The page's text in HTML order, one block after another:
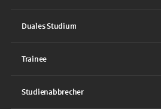
Duales Studium
Trainee
Studienabbrecher